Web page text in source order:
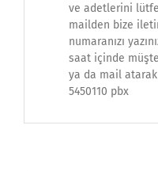
ve adetlerini
mailden bize
numaranızı
saat içinde
ya da mail
5450110 pbx